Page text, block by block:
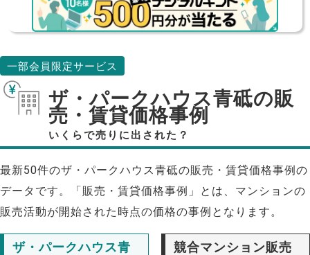
一部会員限定サービス
ザ・パークハウス青砥の販
売・賃貸価格事例
いくらで売りに出された？
最新50件のザ・パークハウス青砥の販売・賃貸価格事例の
データです。「販売・賃貸価格事例」とは、マンションの
販売活動が開始された時点の価格の事例となります。
ザ・パークハウス青
競合マンション販売